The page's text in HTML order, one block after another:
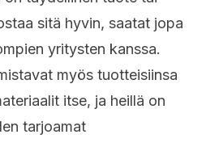
sitä hyvin, saatat jopa
yritysten kanssa.
myös tuotteisiinsa
itse, ja heillä on
tarjoamat